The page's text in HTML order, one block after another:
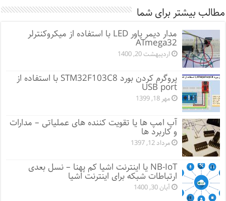
مطالب بیشتر برای شما
مدار دیمر پاور LED با استفاده از میکروکنترلر
ATmega32
اردیبهشت 20, 1400
پروگرم کردن بورد STM32F103C8 با استفاده از
USB port
مهر 18, 1399
آپ امپ ها یا تقویت کننده های عملیاتی – مدارات
و کاربرد ها
مرداد 12, 1397
NB-IoT یا اینترنت اشیا کم پهنا – نسل بعدی
ارتباطات شبکه برای اینترنت اشیا
آبان 30, 1400